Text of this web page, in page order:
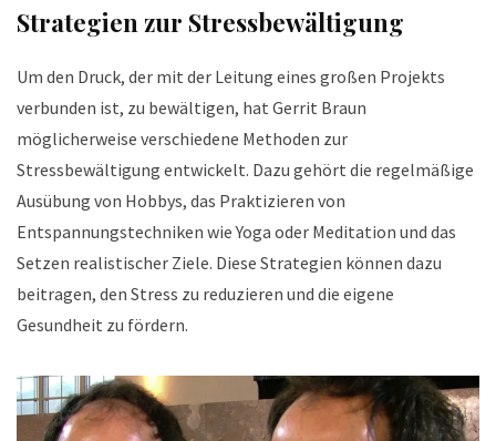
Strategien zur Stressbewältigung
Um den Druck, der mit der Leitung eines großen Projekts
verbunden ist, zu bewältigen, hat Gerrit Braun
möglicherweise verschiedene Methoden zur
Stressbewältigung entwickelt. Dazu gehört die regelmäßige
Ausübung von Hobbys, das Praktizieren von
Entspannungstechniken wie Yoga oder Meditation und das
Setzen realistischer Ziele. Diese Strategien können dazu
beitragen, den Stress zu reduzieren und die eigene
Gesundheit zu fördern.